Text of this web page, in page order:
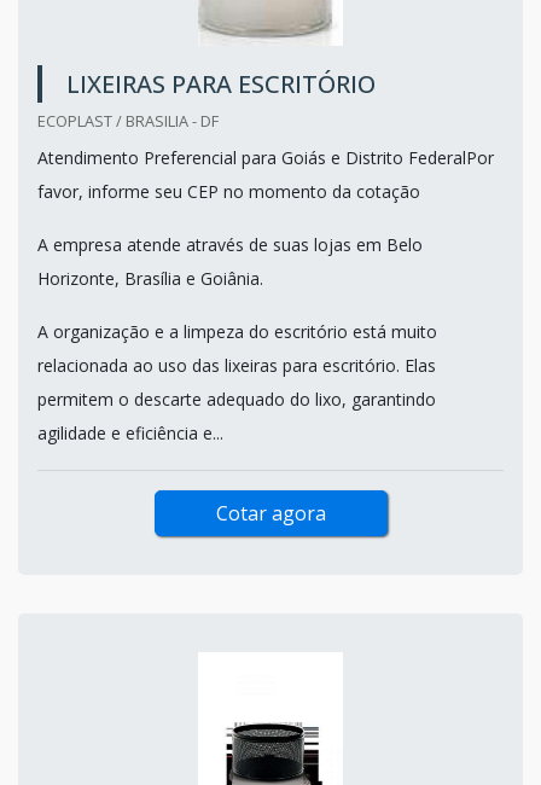
LIXEIRAS PARA ESCRITÓRIO
ECOPLAST / BRASILIA - DF
Atendimento Preferencial para Goiás e Distrito FederalPor
favor, informe seu CEP no momento da cotação
A empresa atende através de suas lojas em Belo
Horizonte, Brasília e Goiânia.
A organização e a limpeza do escritório está muito
relacionada ao uso das lixeiras para escritório. Elas
permitem o descarte adequado do lixo, garantindo
agilidade e eficiência e...
Cotar agora